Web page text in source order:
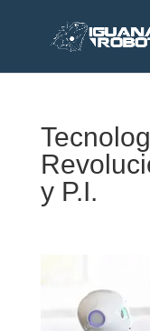
y P.I.